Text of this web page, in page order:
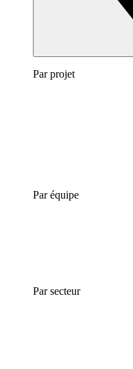
Par projet
Par équipe
Par secteur